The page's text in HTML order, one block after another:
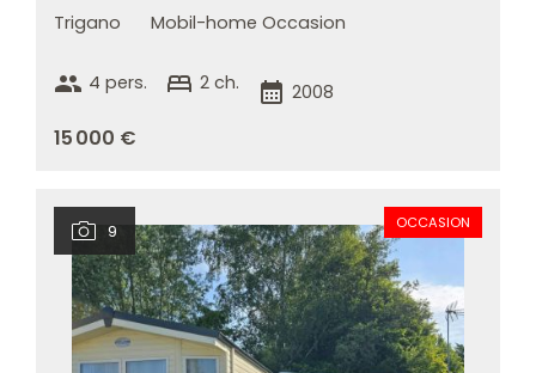
Trigano Mobil-home Occasion
group 4 pers. bed 2 ch. calendar_month 2008
15 000 €
9 OCCASION